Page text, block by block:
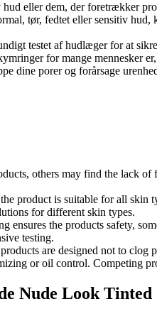
eller dem, der foretrækker
tør, fedtet eller sensitiv
testet af hudlæger for at
for mange mennesker
dine porer og forårsage
others may find the lack
product is suitable for all skin
for different skin types.
ensures the products safety,
testing.
are designed not to clog
or oil control. Competing
Nude Look Tinted